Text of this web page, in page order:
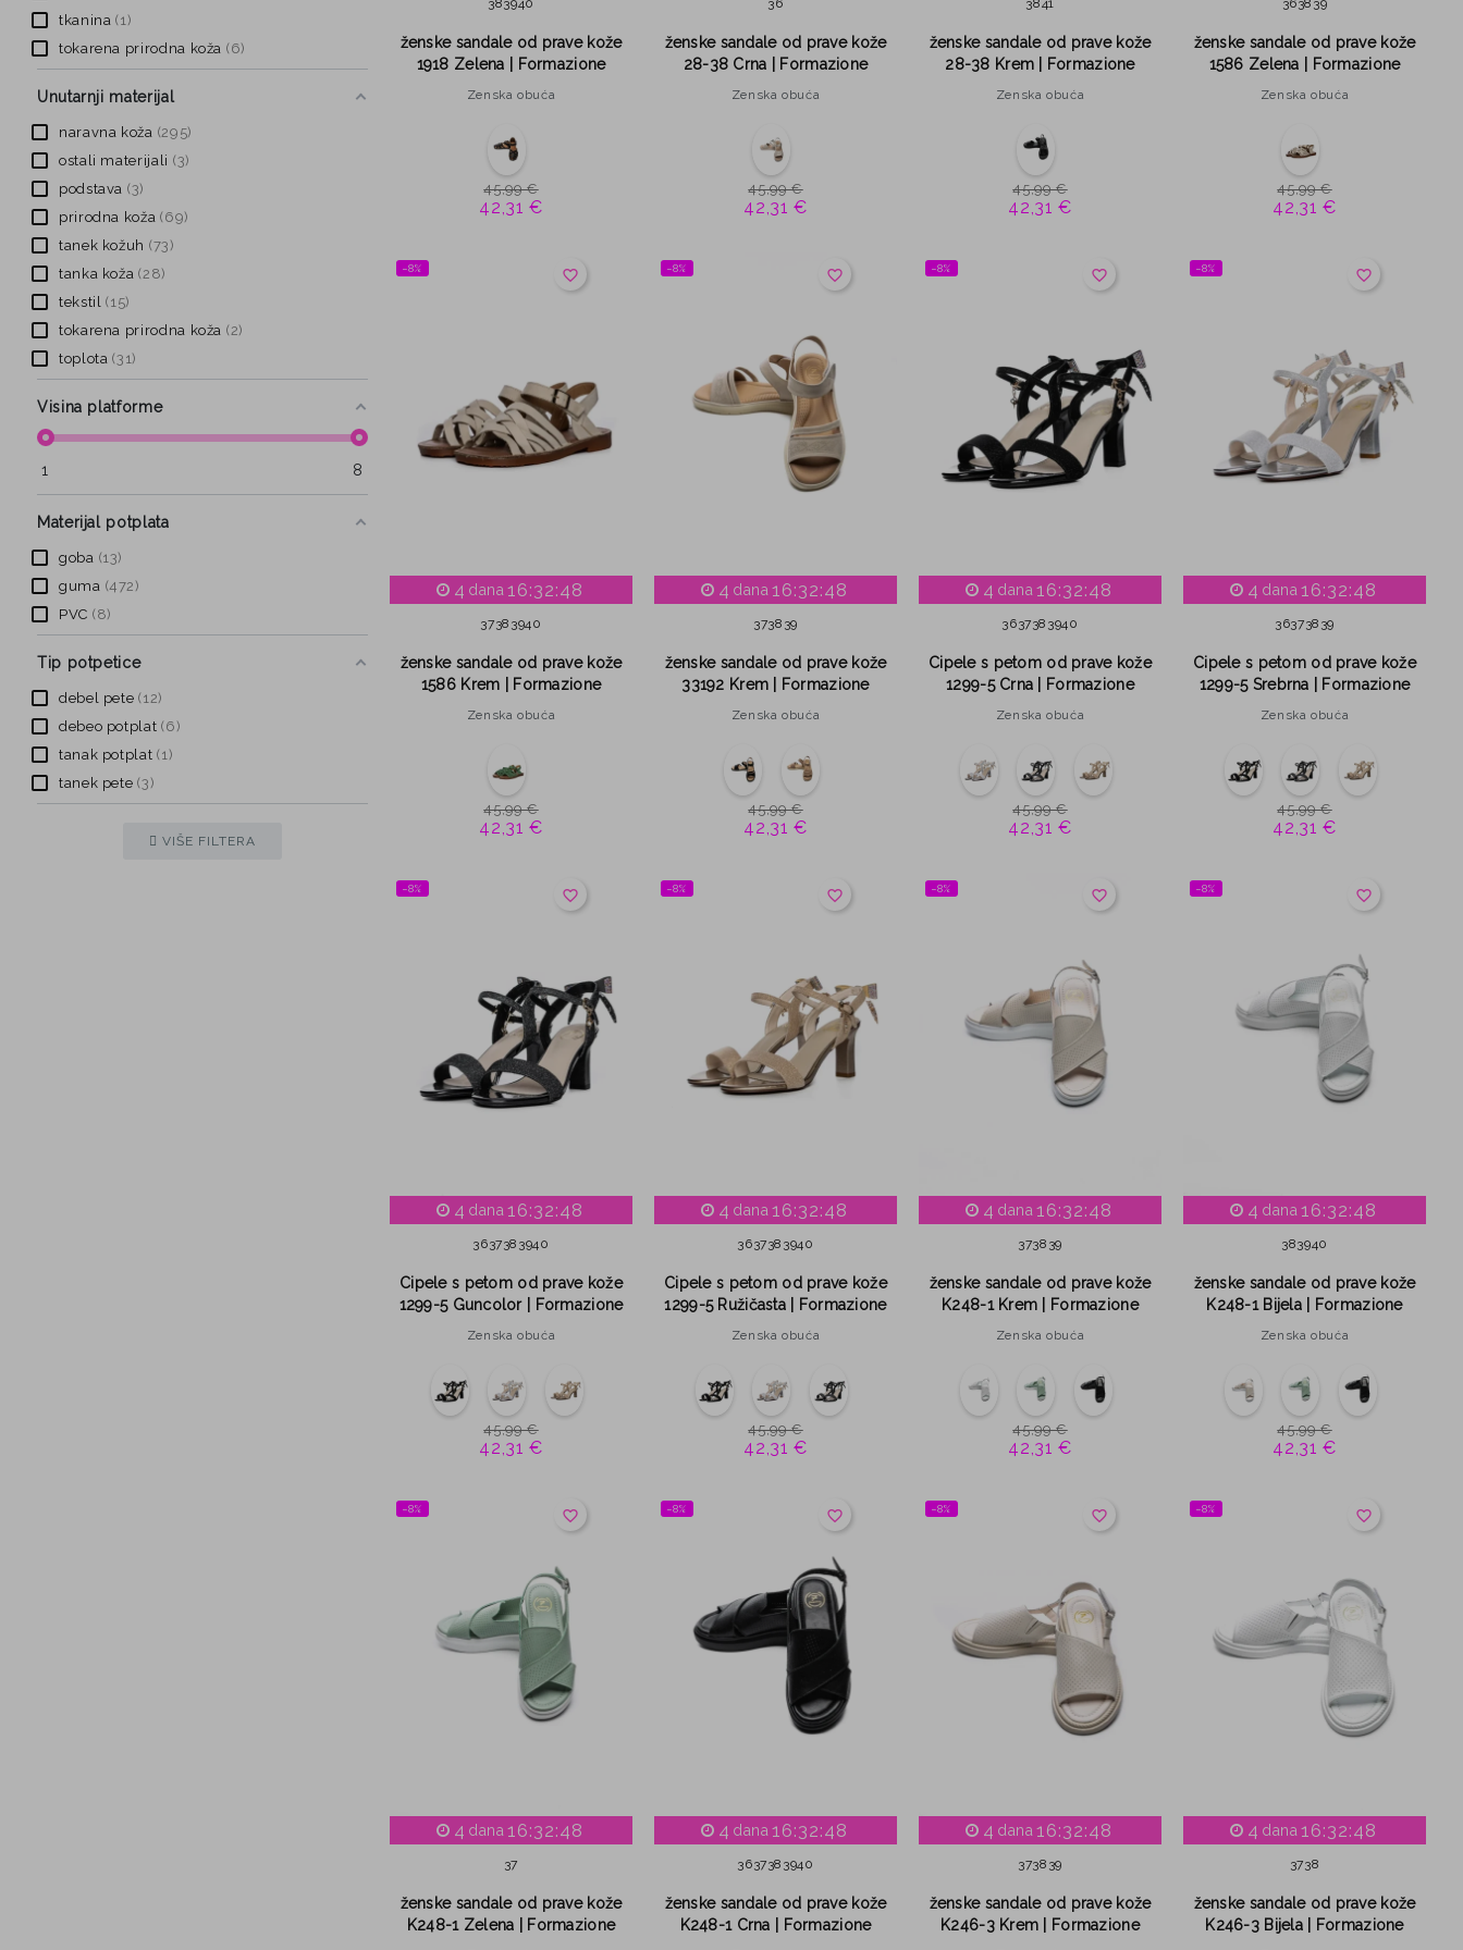
tkanina 1
tokarena prirodna koža
6
Unutarnji materijal
naravna koža 295
ostali materijali
3
podstava 3
prirodna koža 69
tanek kožuh
73
tanka koža 28
tekstil 15
tokarena prirodna koža 2
toplota 31
Visina platforme
1 8
Materijal potplata
goba 13
guma 472
PVC
8
Tip potpetice
debel pete 12
debeo potplat 6
tanak potplat 1
tanek pete 3
VIŠE FILTERA
383940
ženske sandale od prave kože
1918 Zelena | Formazione
Zenska obuća
42,31 €
45,99 €
36
ženske sandale od prave kože
28-38 Crna | Formazione
Zenska obuća
42,31 €
45,99 €
3841
ženske sandale od prave kože
28-38 Krem | Formazione
Zenska obuća
42,31 €
45,99 €
3638 39
ženske sandale od prave kože
1586 Zelena | Formazione
Zenska obuća
42,31 €
45,99 €
favorite_border
−8%
4 dana 16:32:47
3738 3940
ženske sandale od prave kože
1586 Krem | Formazione
Zenska obuća
42,31 €
45,99 €
favorite_border
−8%
4 dana 16:32:47
3738 39
ženske sandale od prave kože
33192 Krem | Formazione
Zenska obuća
42,31 €
45,99 €
favorite_border
−8%
4 dana 16:32:47
363738 3940
Cipele s petom od prave kože
1299-5 Crna | Formazione
Zenska obuća
42,31 €
45,99 €
favorite_border
−8%
4 dana 16:32:47
363738 39
Cipele s petom od prave kože
1299-5 Srebrna | Formazione
Zenska obuća
42,31 €
45,99 €
favorite_border
−8%
4 dana 16:32:47
363738 3940
Cipele s petom od prave kože
1299-5 Guncolor | Formazione
Zenska obuća
42,31 €
45,99 €
favorite_border
−8%
4 dana 16:32:47
363738 3940
Cipele s petom od prave kože
1299-5 Ružičasta | Formazione
Zenska obuća
42,31 €
45,99 €
favorite_border
−8%
4 dana 16:32:47
3738 39
ženske sandale od prave kože
K248-1 Krem | Formazione
Zenska obuća
42,31 €
45,99 €
favorite_border
−8%
4 dana 16:32:47
383940
ženske sandale od prave kože
K248-1 Bijela | Formazione
Zenska obuća
42,31 €
45,99 €
favorite_border
−8%
4 dana 16:32:47
37
ženske sandale od prave kože
K248-1 Zelena | Formazione
favorite_border
−8%
4 dana 16:32:47
363738 3940
ženske sandale od prave kože
K248-1 Crna | Formazione
favorite_border
−8%
4 dana 16:32:47
3738 39
ženske sandale od prave kože
K246-3 Krem | Formazione
favorite_border
−8%
4 dana 16:32:47
3738
ženske sandale od prave kože
K246-3 Bijela | Formazione